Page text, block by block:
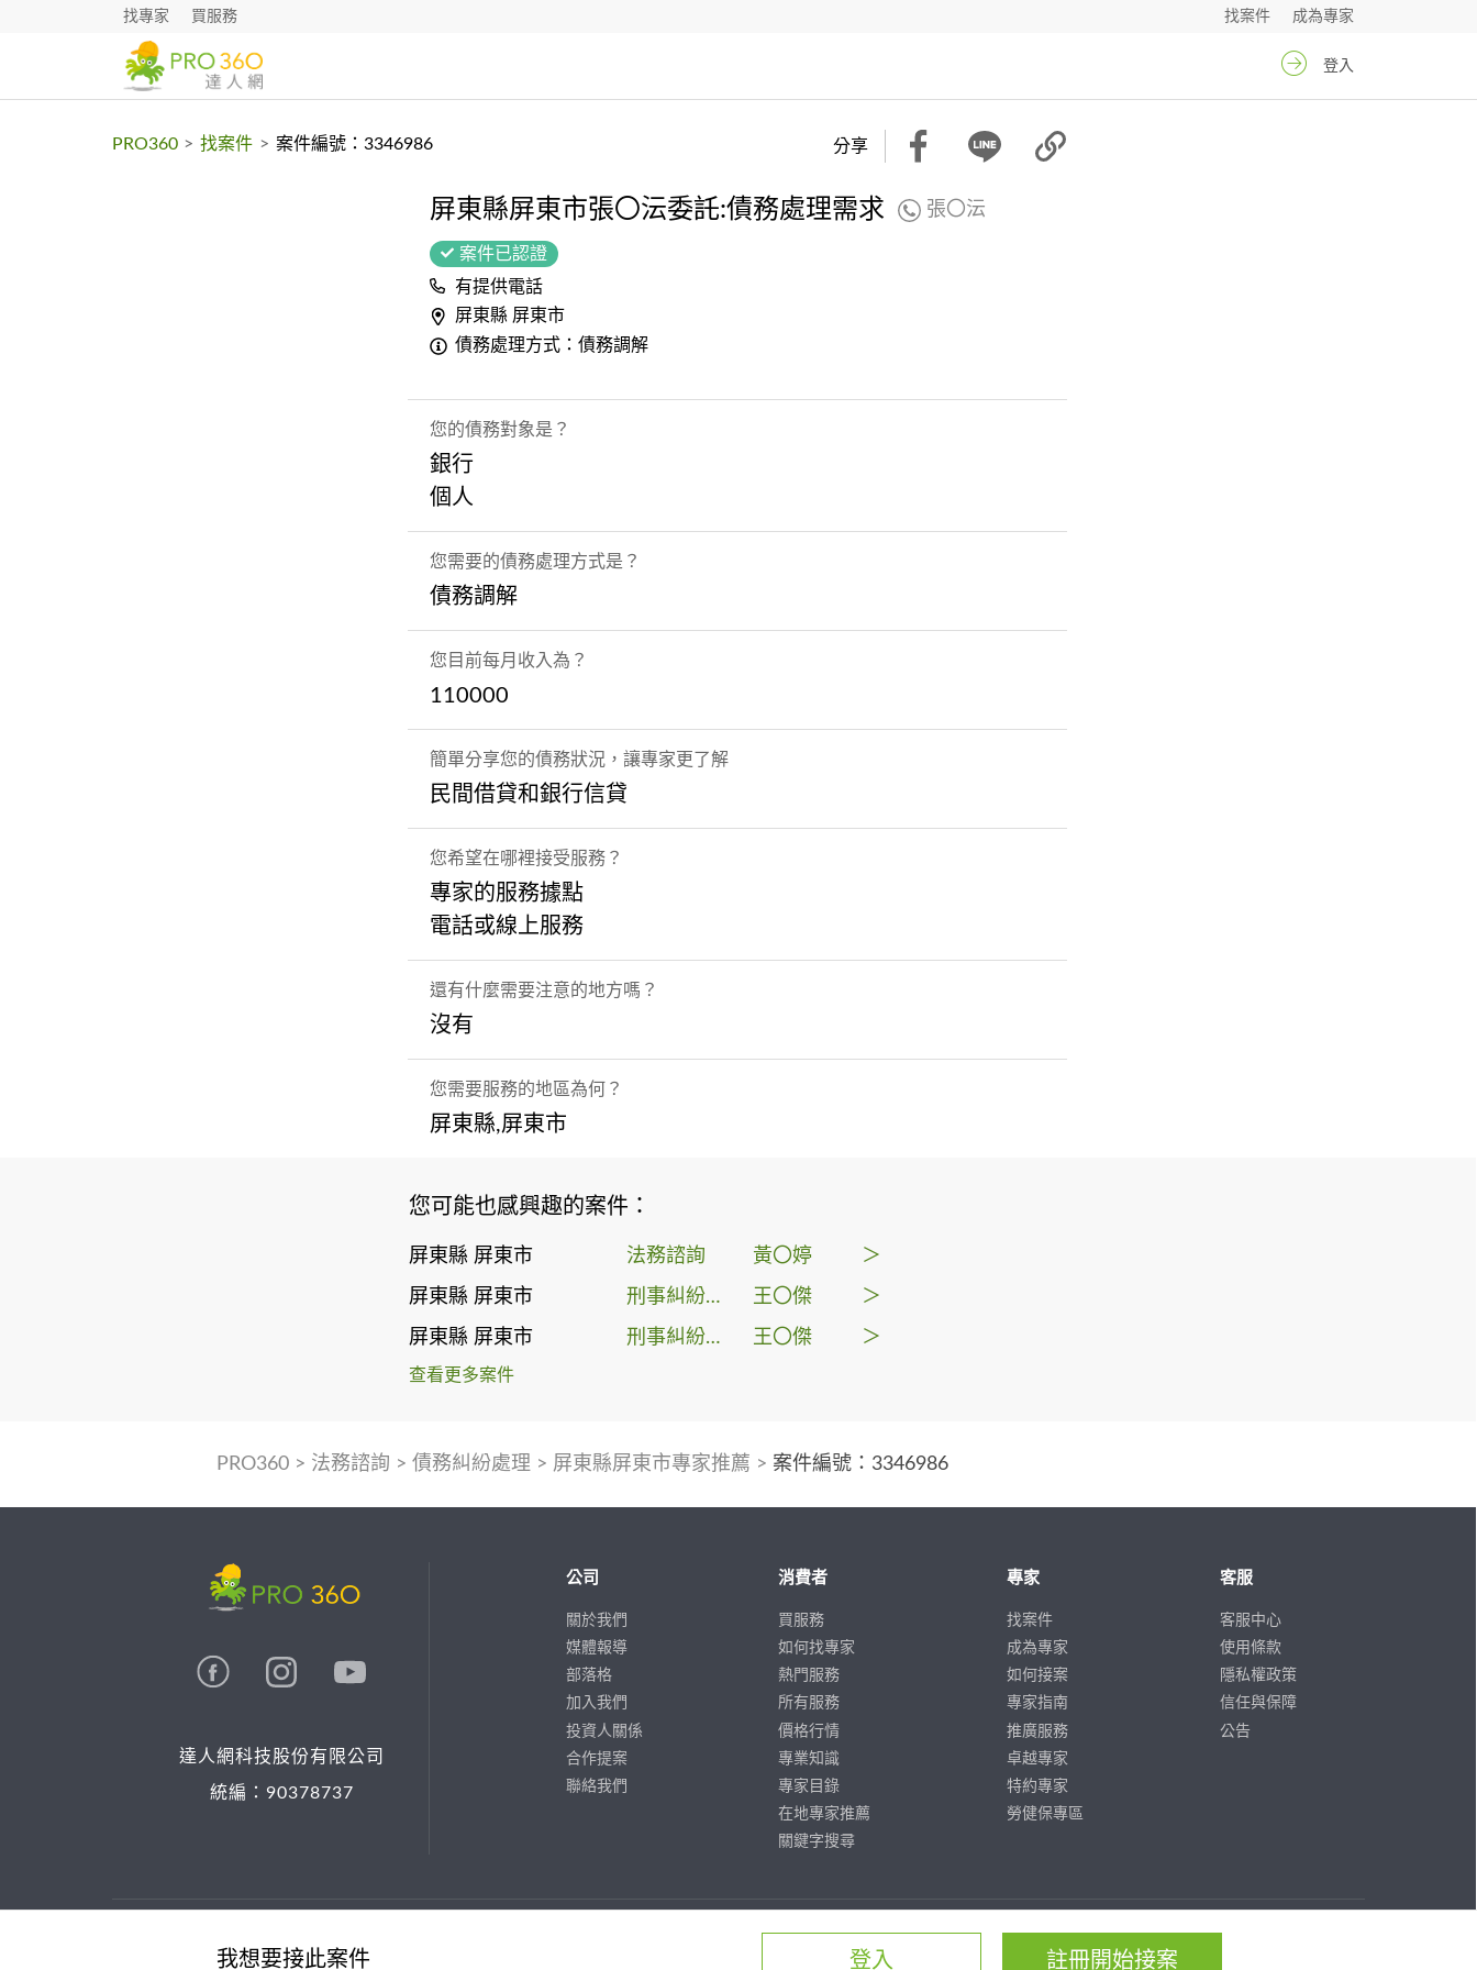
找專家 買服務 成為專家
找案件
登入
PRO360 > 找案件 > 案件編號：3346986 分享
屏東縣屏東市張〇沄委託:債務處理需求 張〇沄
案件已認證
有提供電話
屏東縣 屏東市
債務處理方式：債務調解
您的債務對象是？
銀行
個人
您需要的債務處理方式是？
債務調解
您目前每月收入為？
110000
簡單分享您的債務狀況，讓專家更了解
民間借貸和銀行信貸
您希望在哪裡接受服務？
專家的服務據點
電話或線上服務
還有什麼需要注意的地方嗎？
沒有
您需要服務的地區為何？
屏東縣,屏東市
您可能也感興趣的案件：
屏東縣 屏東市 法務諮詢 黃〇婷 ＞
屏東縣 屏東市 刑事糾紛處理 王〇傑 ＞
屏東縣 屏東市 刑事糾紛處理 王〇傑 ＞
查看更多案件
PRO360> 法務諮詢 > 債務糾紛處理 > 屏東縣屏東市專家推薦 > 案件編號：3346986
我想要接此案件 登入 註冊開始接案
達人網科技股份有限公司
統編：90378737
公司
關於我們
媒體報導
部落格
加入我們
投資人關係
合作提案
聯絡我們
消費者
買服務
如何找專家
熱門服務
所有服務
價格行情
專業知識
專家目錄
在地專家推薦
關鍵字搜尋
專家
找案件
成為專家
如何接案
專家指南
推廣服務
卓越專家
特約專家
勞健保專區
客服
客服中心
使用條款
隱私權政策
信任與保障
公告
© 2026 PRO36O. All rights reserved.